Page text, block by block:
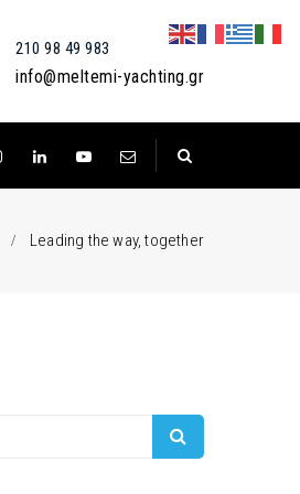
210 98 49 983
info@meltemi-yachting.gr
Leading the way, together